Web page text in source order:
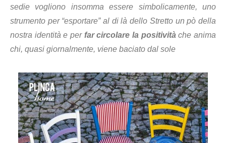
sedie vogliono insomma essere simbolicamente, uno
strumento per “esportare” al di là dello Stretto un pò della
nostra identità e per far circolare la positività che anima
chi, quasi giornalmente, viene baciato dal sole